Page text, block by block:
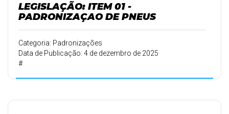
LEGISLAÇÃO: ITEM 01 -
PADRONIZAÇAO DE PNEUS
Categoria: Padronizações
Data de Publicação: 4 de dezembro de 2025
#